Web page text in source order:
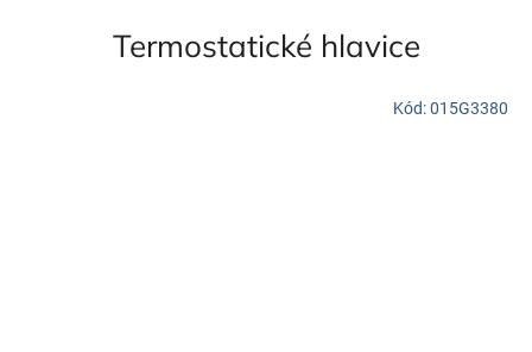
Termostatické hlavice
Kód:015G3380